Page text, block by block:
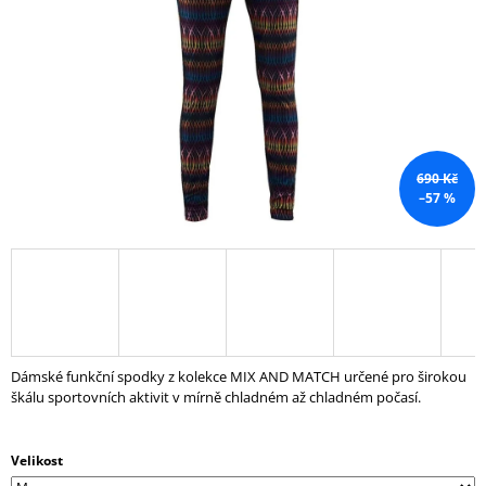
690 Kč
–57 %
Dámské funkční spodky z kolekce MIX AND MATCH určené pro širokou
škálu sportovních aktivit v mírně chladném až chladném počasí.
Velikost
HLEDAT
O
P
O
Č